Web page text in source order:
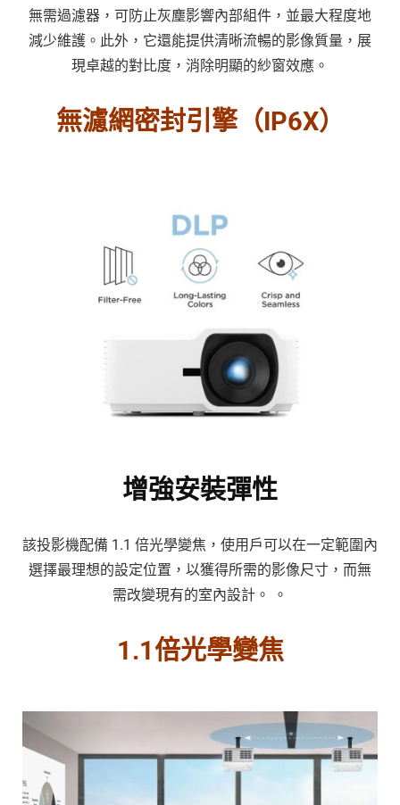
無需過濾器，可防止灰塵影響內部組件，並最大程度地
減少維護。此外，它還能提供清晰流暢的影像質量，展
現卓越的對比度，消除明顯的紗窗效應。
無濾網密封引擎（IP6X）
增強安裝彈性
該投影機配備 1.1 倍光學變焦，使用戶可以在一定範圍內
選擇最理想的設定位置，以獲得所需的影像尺寸，而無
需改變現有的室內設計。 。
1.1倍光學變焦